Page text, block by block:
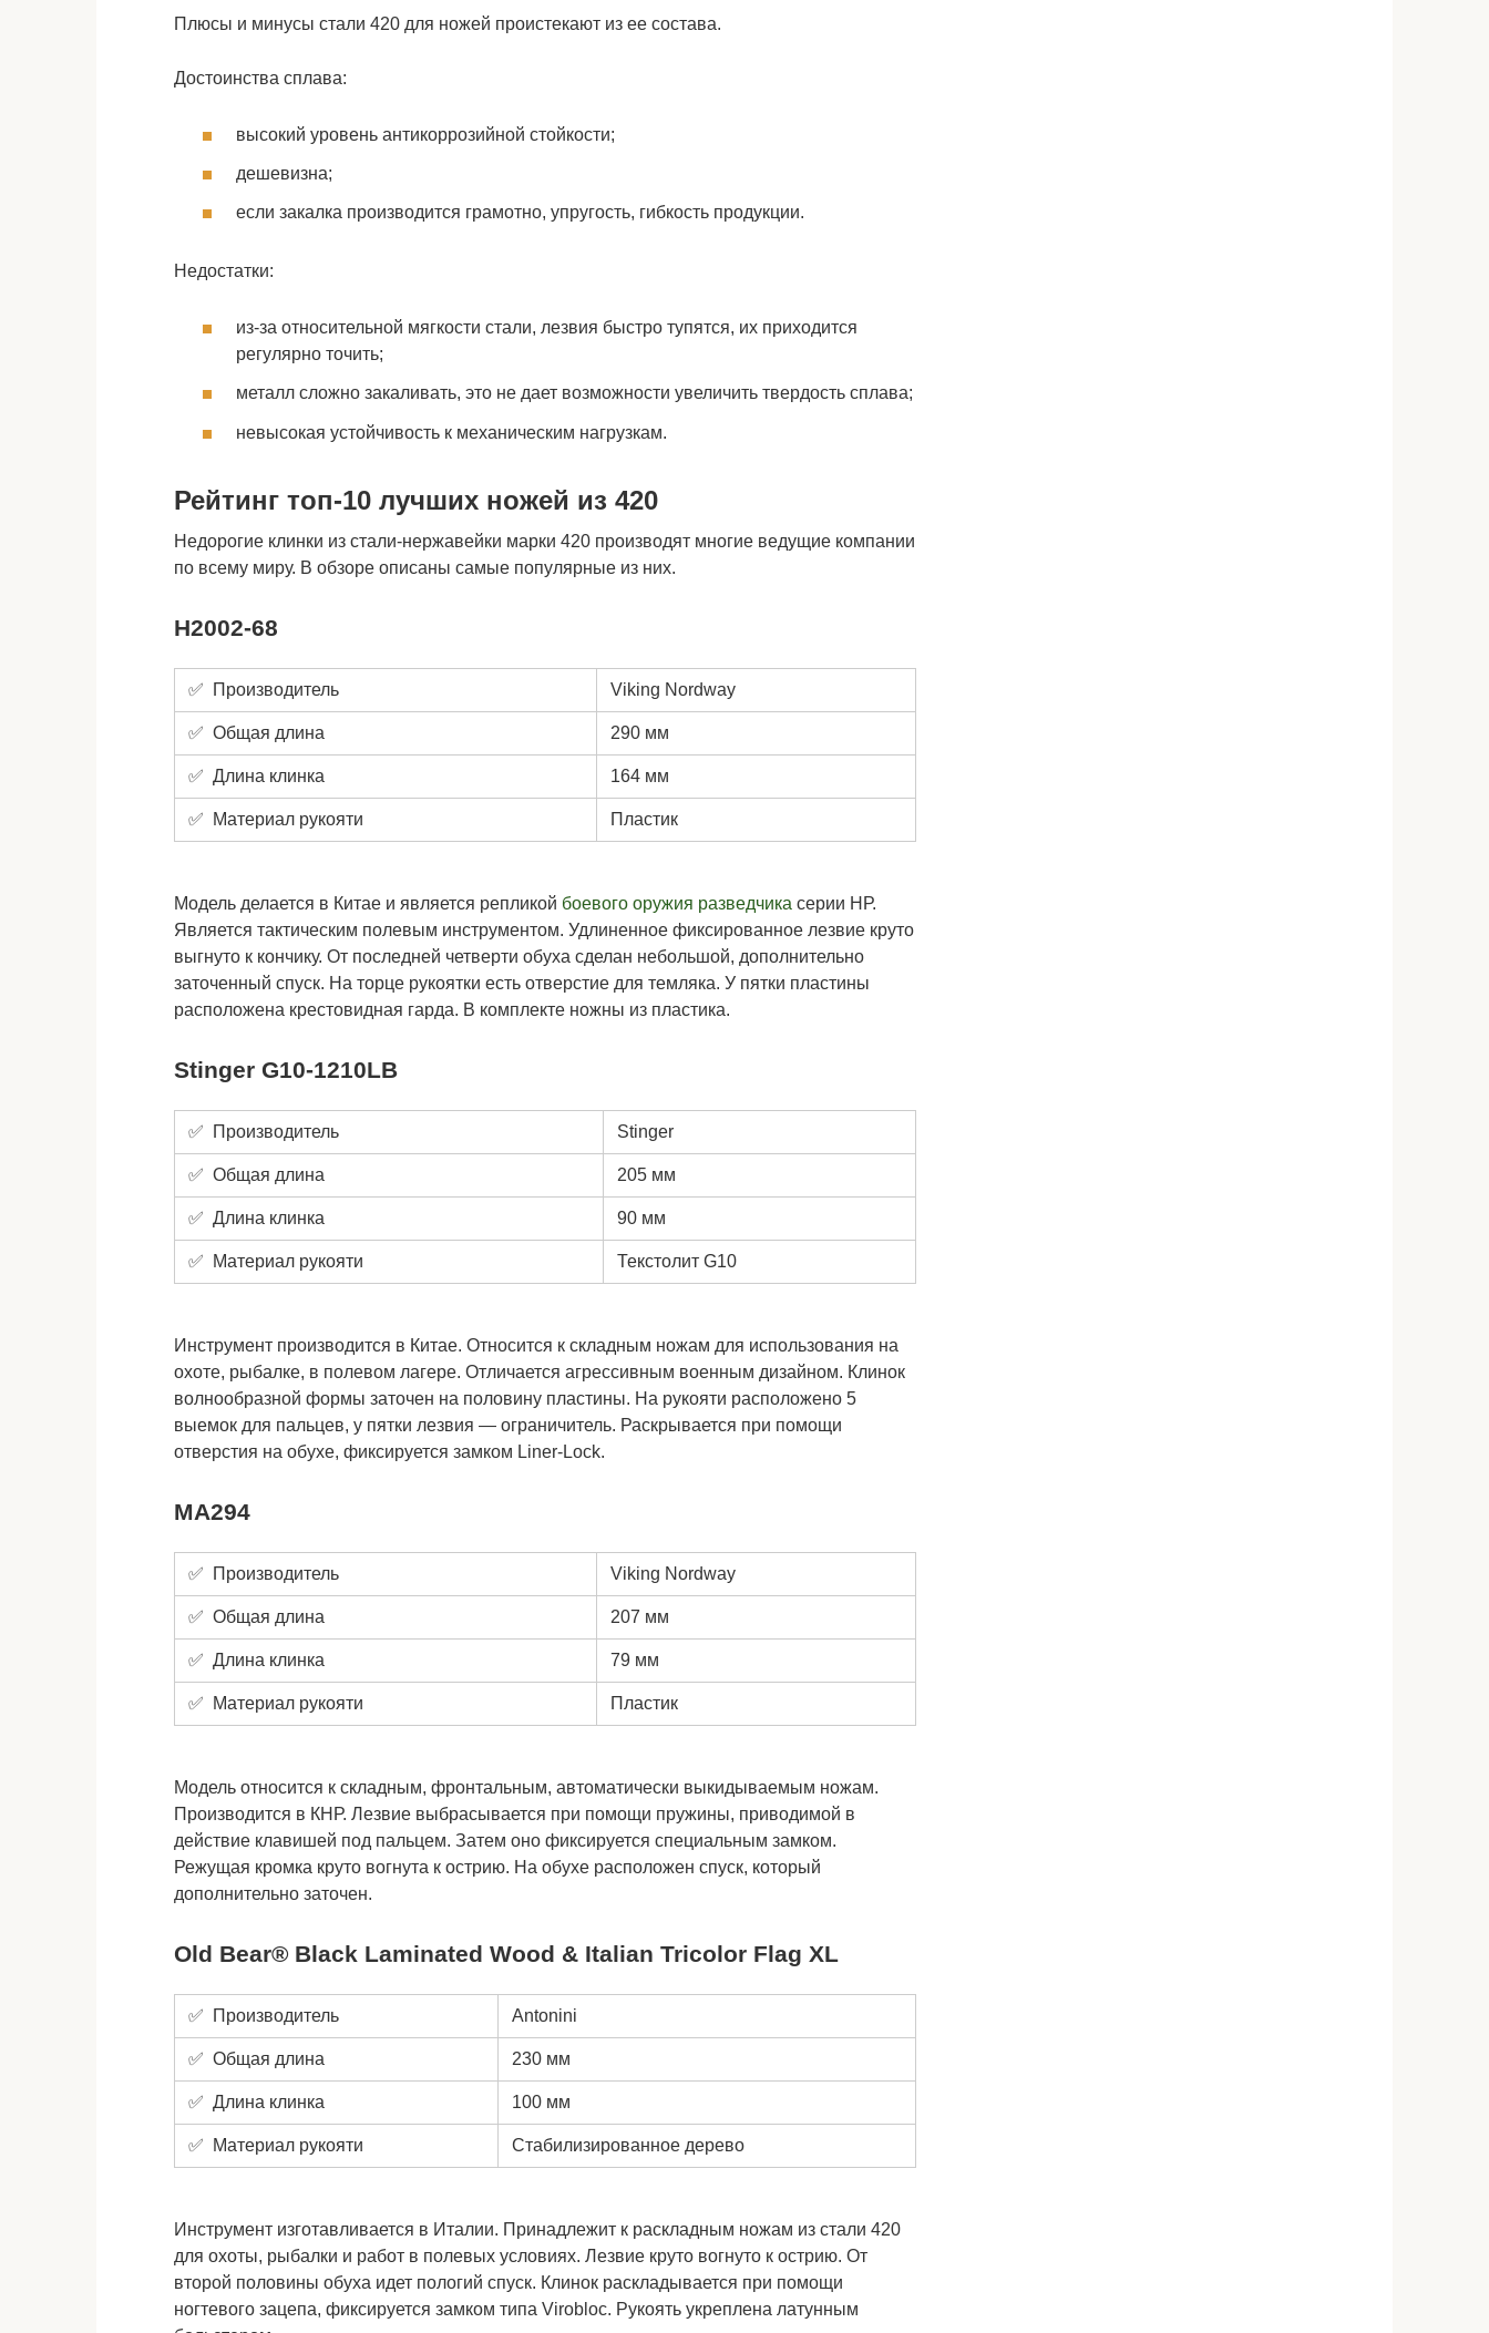
Плюсы и минусы стали 420 для ножей проистекают из ее состава.
Достоинства сплава:
высокий уровень антикоррозийной стойкости;
дешевизна;
если закалка производится грамотно, упругость, гибкость продукции.
Недостатки:
из-за относительной мягкости стали, лезвия быстро тупятся, их приходится
регулярно точить;
металл сложно закаливать, это не дает возможности увеличить твердость сплава;
невысокая устойчивость к механическим нагрузкам.
Рейтинг топ-10 лучших ножей из 420
Недорогие клинки из стали-нержавейки марки 420 производят многие ведущие компании
по всему миру. В обзоре описаны самые популярные из них.
H2002-68
✅ Производитель Viking Nordway
✅ Общая длина 290 мм
✅ Длина клинка 164 мм
✅ Материал рукояти Пластик
Модель делается в Китае и является репликой боевого оружия разведчика серии НР.
Является тактическим полевым инструментом. Удлиненное фиксированное лезвие круто
выгнуто к кончику. От последней четверти обуха сделан небольшой, дополнительно
заточенный спуск. На торце рукоятки есть отверстие для темляка. У пятки пластины
расположена крестовидная гарда. В комплекте ножны из пластика.
Stinger G10-1210LB
✅ Производитель Stinger
✅ Общая длина 205 мм
✅ Длина клинка 90 мм
✅ Материал рукояти Текстолит G10
Инструмент производится в Китае. Относится к складным ножам для использования на
охоте, рыбалке, в полевом лагере. Отличается агрессивным военным дизайном. Клинок
волнообразной формы заточен на половину пластины. На рукояти расположено 5
выемок для пальцев, у пятки лезвия — ограничитель. Раскрывается при помощи
отверстия на обухе, фиксируется замком Liner-Lock.
MA294
✅ Производитель Viking Nordway
✅ Общая длина 207 мм
✅ Длина клинка 79 мм
✅ Материал рукояти Пластик
Модель относится к складным, фронтальным, автоматически выкидываемым ножам.
Производится в КНР. Лезвие выбрасывается при помощи пружины, приводимой в
действие клавишей под пальцем. Затем оно фиксируется специальным замком.
Режущая кромка круто вогнута к острию. На обухе расположен спуск, который
дополнительно заточен.
Old Bear® Black Laminated Wood & Italian Tricolor Flag XL
✅ Производитель Antonini
✅ Общая длина 230 мм
✅ Длина клинка 100 мм
✅ Материал рукояти Стабилизированное дерево
Инструмент изготавливается в Италии. Принадлежит к раскладным ножам из стали 420
для охоты, рыбалки и работ в полевых условиях. Лезвие круто вогнуто к острию. От
второй половины обуха идет пологий спуск. Клинок раскладывается при помощи
ногтевого зацепа, фиксируется замком типа Virobloc. Рукоять укреплена латунным